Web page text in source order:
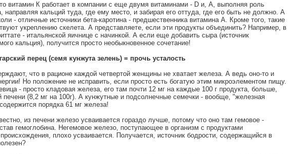
витамин К работает в компании с еще двумя витаминами - D и, А, выполняя роль
направляя кальций туда, где ему место, и забирая его оттуда, где его быть не должно. А
- отличные источники бета-каротина - предшественника витамина А. Кроме того, такие
укреплению скелета. А представляете, если эти продукты объединить? Например, в
- итальянской яичнице с начинкой. А если еще добавить сыра (источник
кальция), получится просто необыкновенное сочетание!
перец (семя кунжута зелень) = прочь усталость
что в рационе каждой четвертой женщины не хватает железа. А ведь оно-то и
Но положение не исправить, если просто есть богатую этим микроэлементом пищу.
- просто кладовая железа, его там почти 12 мг на каждые 100 г продукта, больше,
печени (8,2 мг на 100г). А кунжутные и подсолнечные семечки - вообще, "железная
порядка 61 мг железа!
из печени железо усваивается гораздо лучше, потому что оно там гемовое -
гемоглобина. Негемовое железо, поступающее в организм с продуктами
происхождения, плохо усваивается. Получается, источник бодрости, содержащийся в